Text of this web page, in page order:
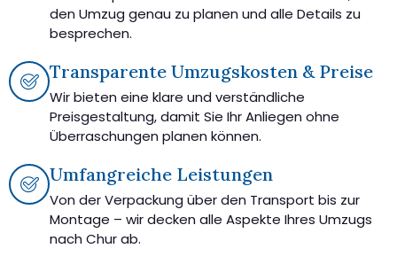
den Umzug genau zu planen und alle Details zu
besprechen.
Transparente Umzugskosten & Preise
Wir bieten eine klare und verständliche
Preisgestaltung, damit Sie Ihr Anliegen ohne
Überraschungen planen können.
Umfangreiche Leistungen
Von der Verpackung über den Transport bis zur
Montage – wir decken alle Aspekte Ihres Umzugs
nach Chur ab.